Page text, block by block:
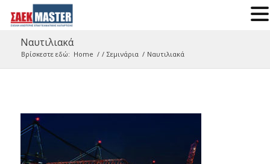
Ναυτιλιακά
Βρίσκεστε εδώ: Home / / Σεμινάρια / Ναυτιλιακά